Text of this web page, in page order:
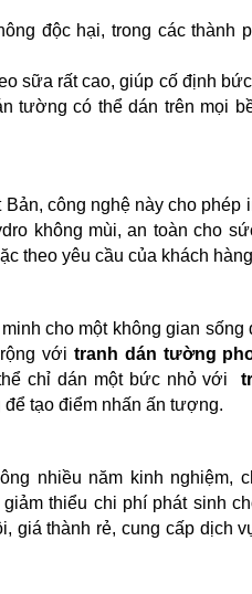
độc hại, trong các thành
sữa rất cao, giúp cố định
tường có thể dán trên mọi
công nghệ này cho phép
không mùi, an toàn cho
theo yêu cầu của khách
cho một không gian
với tranh dán tường
chỉ dán một bức nhỏ với
tạo điểm nhấn ấn tượng.
nhiều năm kinh nghiệm,
thiểu chi phí phát sinh
giá thành rẻ, cung cấp dịch